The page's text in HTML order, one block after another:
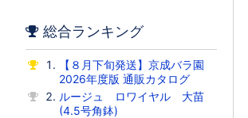
総合ランキング
【８月下旬発送】京成バラ園
2026年度版 通販カタログ
ルージュ ロワイヤル 大苗
(4.5号角鉢)